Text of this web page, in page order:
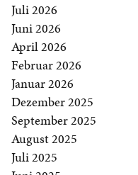
Juli 2026
Juni 2026
April 2026
Februar 2026
Januar 2026
Dezember 2025
September 2025
August 2025
Juli 2025